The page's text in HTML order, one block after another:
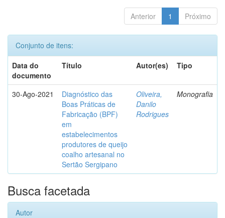
Anterior 1 Próximo
Conjunto de itens:
Data do
documento
Título Autor(es) Tipo
30-Ago-2021
Diagnóstico das
Boas Práticas de
Fabricação (BPF)
em
estabelecimentos
produtores de queijo
coalho artesanal no
Sertão Sergipano
Oliveira,
Danilo
Rodrigues
Monografia
Busca facetada
Autor